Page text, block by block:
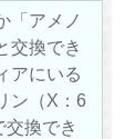
「アメノ
交換でき
アにいる
ン（X：6
換でき